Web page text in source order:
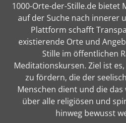
1000-Orte-der-Stille.de bietet
auf der Suche nach innerer
Plattform schafft
existierende Orte und
Stille im öffentlichen
Meditationskursen. Ziel ist
zu fördern, die der
Menschen dient und die
über alle religiösen und
hinweg bewusst